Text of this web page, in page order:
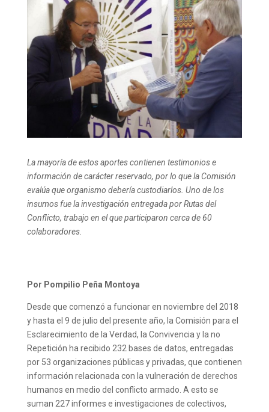
La mayoría de estos aportes contienen testimonios e
información de carácter reservado, por lo que la Comisión
evalúa que organismo debería custodiarlos. Uno de los
insumos fue la investigación entregada por Rutas del
Conflicto, trabajo en el que participaron cerca de 60
colaboradores.
Por Pompilio Peña Montoya
Desde que comenzó a funcionar en noviembre del 2018
y hasta el 9 de julio del presente año, la Comisión para el
Esclarecimiento de la Verdad, la Convivencia y la no
Repetición ha recibido 232 bases de datos, entregadas
por 53 organizaciones públicas y privadas, que contienen
información relacionada con la vulneración de derechos
humanos en medio del conflicto armado. A esto se
suman 227 informes e investigaciones de colectivos,